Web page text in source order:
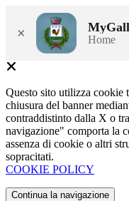
× Home
Questo sito utilizza cookie
chiusura del banner
contraddistinto dalla X o
navigazione" comporta la
assenza di cookie o altri
sopracitati.
COOKIE POLICY
Continua la navigazione